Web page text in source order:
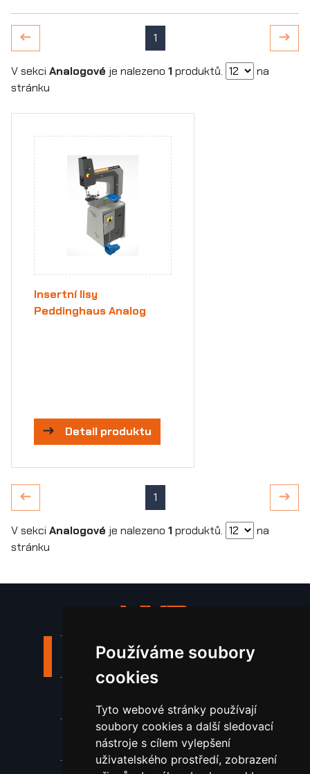
Používáme soubory
cookies
Tyto webové stránky používají
soubory cookies a další sledovací
nástroje s cílem vylepšení
uživatelského prostředí, zobrazení
1
V sekci Analogové je nalezeno 1produktů.
na
stránku
Insertní lisy
Peddinghaus Analog
Detail produktu
1
V sekci Analogové je nalezeno 1produktů.
na
stránku
Stroje a zařízení
Spotřební materiál a nástroje